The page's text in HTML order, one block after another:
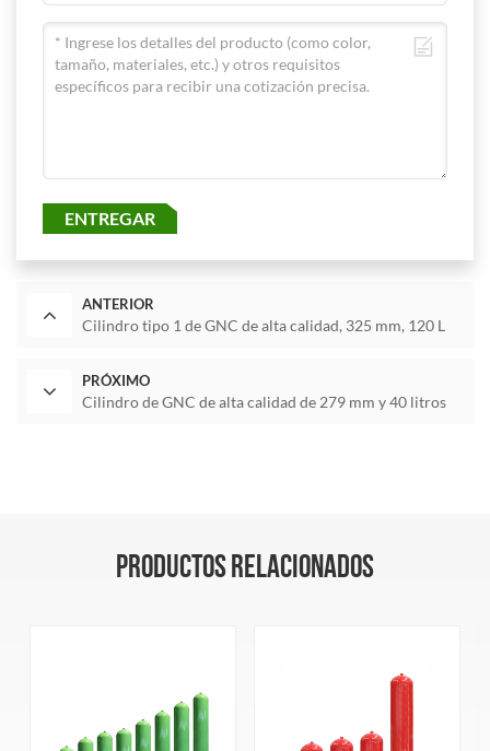
ENTREGAR
ANTERIOR
Cilindro tipo 1 de GNC de alta calidad, 325 mm, 120 L
PRÓXIMO
Cilindro de GNC de alta calidad de 279 mm y 40 litros
PRODUCTOS RELACIONADOS